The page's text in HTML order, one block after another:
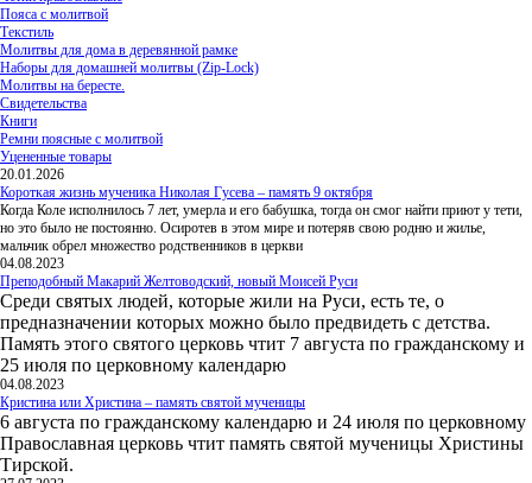
Пояса с молитвой
Текстиль
Молитвы для дома в деревянной рамке
Наборы для домашней молитвы (Zip-Lock)
Молитвы на бересте.
Свидетельства
Книги
Ремни поясные с молитвой
Уцененные товары
20.01.2026
Короткая жизнь мученика Николая Гусева – память 9 октября
Когда Коле исполнилось 7 лет, умерла и его бабушка, тогда он смог найти приют у тети,
но это было не постоянно. Осиротев в этом мире и потеряв свою родню и жилье,
мальчик обрел множество родственников в церкви
04.08.2023
Преподобный Макарий Желтоводский, новый Моисей Руси
Среди святых людей, которые жили на Руси, есть те, о
предназначении которых можно было предвидеть с детства.
Память этого святого церковь чтит 7 августа по гражданскому и
25 июля по церковному календарю
04.08.2023
Кристина или Христина – память святой мученицы
6 августа по гражданскому календарю и 24 июля по церковному
Православная церковь чтит память святой мученицы Христины
Тирской.